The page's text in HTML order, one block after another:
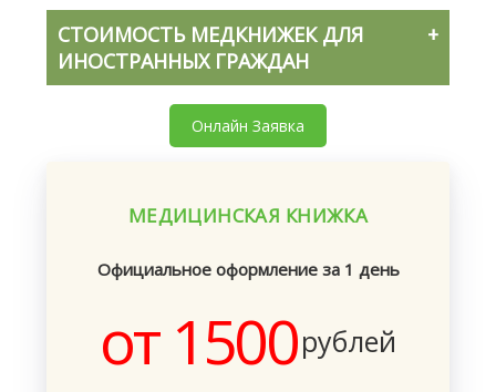
СТОИМОСТЬ МЕДКНИЖЕК ДЛЯ
ИНОСТРАННЫХ ГРАЖДАН
Онлайн Заявка
МЕДИЦИНСКАЯ КНИЖКА
Официальное оформление за 1 день
от 1500рублей